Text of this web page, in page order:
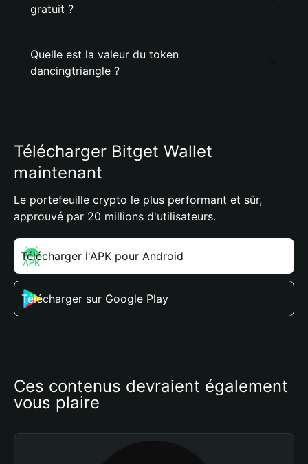
gratuit ?
Quelle est la valeur du token
dancingtriangle ?
Télécharger Bitget Wallet
maintenant
Le portefeuille crypto le plus performant et sûr,
approuvé par 20 millions d'utilisateurs.
Télécharger l'APK pour Android
Télécharger sur Google Play
Ces contenus devraient également
vous plaire